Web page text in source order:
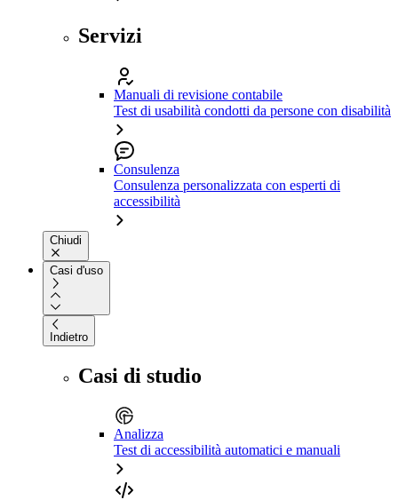
Servizi
Manuali di revisione contabile
Test di usabilità condotti da persone con disabilità
Consulenza
Consulenza personalizzata con esperti di
accessibilità
Chiudi
Casi d'uso
Indietro
Casi di studio
Analizza
Test di accessibilità automatici e manuali